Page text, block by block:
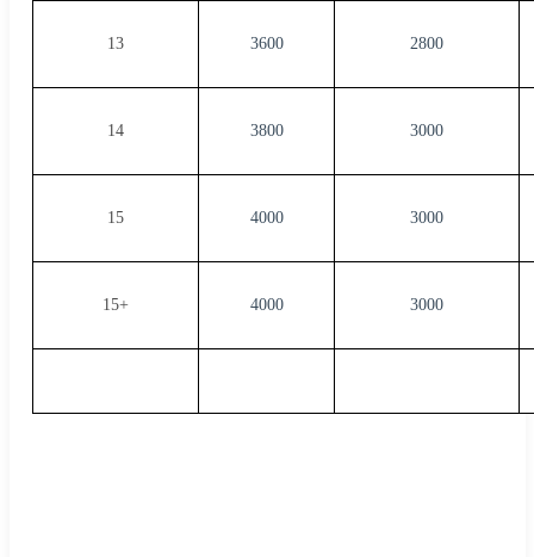
13 3600 2800
14 3800 3000
15 4000 3000
15+ 4000 3000